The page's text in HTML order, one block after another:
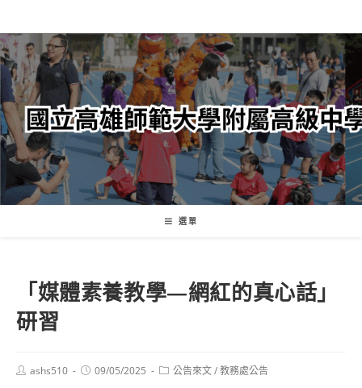
轉
至
主
內
容
選單
「媒體素養教學—網紅的真心話」
研習
Postashs510
Post09/05/2025
Post公告來文/教務處公告